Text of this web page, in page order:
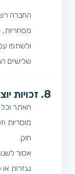
החברה
מסחריות,
ולשתפו
שלישיים
8. זכויות יוצרים וקניין רוחני
האתר וכל
מוסריות
חוק.
אסור
נגזרות